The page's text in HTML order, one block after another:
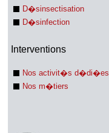
D�sinsectisation
D�sinfection
Interventions
Nos activit�s d�di�es
Nos m�tiers